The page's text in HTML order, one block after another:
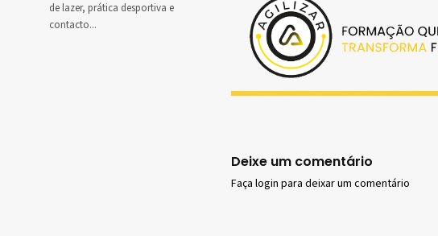
de lazer, prática desportiva e
contacto...
Deixe um comentário
Faça login para deixar um comentário